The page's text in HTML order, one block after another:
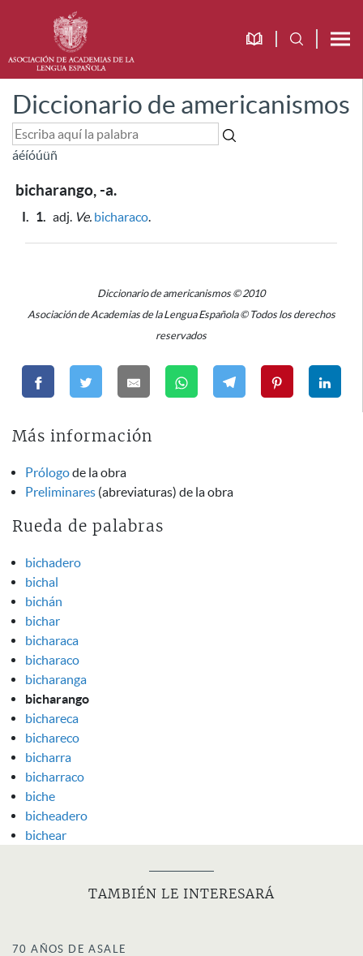
Diccionario de americanismos
áéíóúüñ
bicharango, -a.
I. 1. adj. Ve. bicharaco.
Diccionario de americanismos © 2010
Asociación de Academias de la Lengua Española © Todos los derechos
reservados
Más información
Prólogode la obra
Preliminares (abreviaturas) de la obra
Rueda de palabras
bichadero
bichal
bichán
bichar
bicharaca
bicharaco
bicharanga
bicharango
bichareca
bichareco
bicharra
bicharraco
biche
bicheadero
bichear
TAMBIÉN LE INTERESARÁ
70 AÑOS DE ASALE